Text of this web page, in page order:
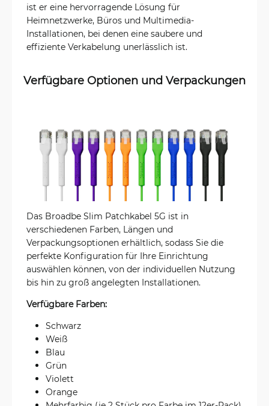
ist er eine hervorragende Lösung für
Heimnetzwerke, Büros und Multimedia-
Installationen, bei denen eine saubere und
effiziente Verkabelung unerlässlich ist.
Verfügbare Optionen und Verpackungen
Das Broadbe Slim Patchkabel 5G ist in
verschiedenen Farben, Längen und
Verpackungsoptionen erhältlich, sodass Sie die
perfekte Konfiguration für Ihre Einrichtung
auswählen können, von der individuellen Nutzung
bis hin zu groß angelegten Installationen.
Verfügbare Farben:
Schwarz
Weiß
Blau
Grün
Violett
Orange